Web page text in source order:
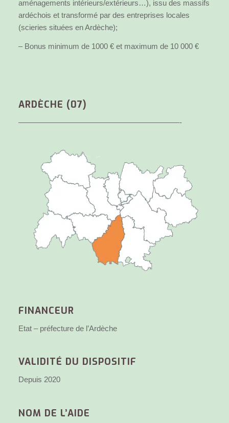
aménagements intérieurs/extérieurs…), issu des massifs
ardéchois et transformé par des entreprises locales
(scieries situées en Ardèche);
– Bonus minimum de 1000 € et maximum de 10 000 €
ARDÈCHE (07)
—————————————————————-
FINANCEUR
Etat – préfecture de l’Ardèche
VALIDITÉ DU DISPOSITIF
Depuis 2020
NOM DE L’AIDE